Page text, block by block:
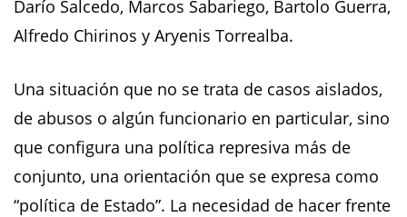
Darío Salcedo, Marcos Sabariego, Bartolo Guerra,
Alfredo Chirinos y Aryenis Torrealba.
Una situación que no se trata de casos aislados,
de abusos o algún funcionario en particular, sino
que configura una política represiva más de
conjunto, una orientación que se expresa como
“política de Estado”. La necesidad de hacer frente